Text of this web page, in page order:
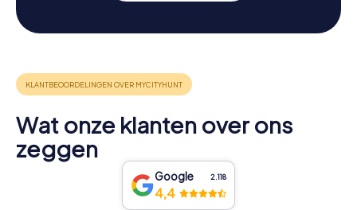
Wat onze klanten over ons
zeggen
Google 2.118
4,4